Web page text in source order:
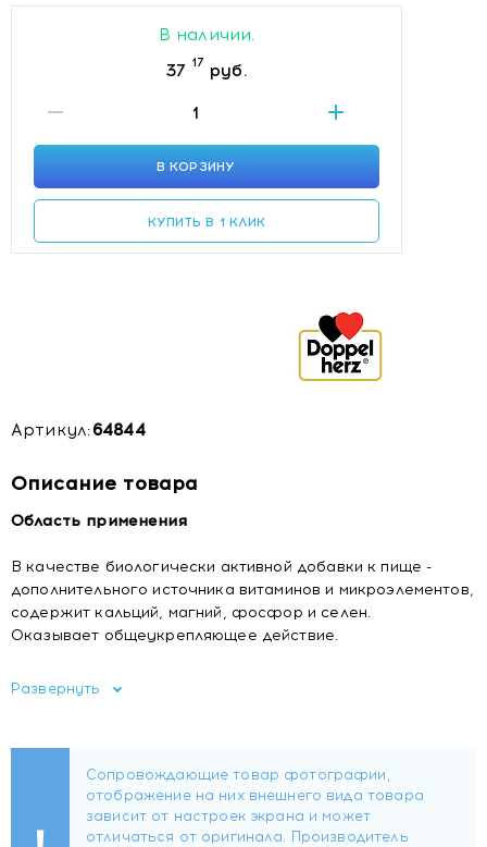
В наличии.
37 17 руб.
В КОРЗИНУ
КУПИТЬ В 1 КЛИК
Артикул:64844
Описание товара
Область применения
В качестве биологически активной добавки к пище -
дополнительного источника витаминов и микроэлементов,
содержит кальций, магний, фосфор и селен.
Оказывает общеукрепляющее действие.
Состав
моногидрат, L-аскорбиновая кислота (витамин С),
гидроксипропилметилцеллюлоза (загуститель), магния
оксид (магний), крахмал, никотинамида аскорбат
(никотинамид), DL-альфа-токоферола ацетат (витамин
Е), цинка глюконат (цинк), диоксид кремния аморфный
Развернуть